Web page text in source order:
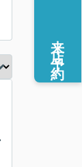
来店予約